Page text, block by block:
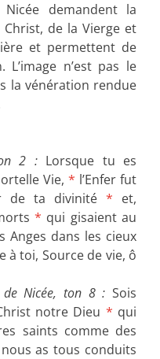
demandent la
de la Vierge et
et permettent de
n’est pas le
la vénération rendue
2 :Lorsque tu es
Vie, * l’Enfer fut
de ta divinité * et,
* qui gisaient au
Anges dans les cieux
à toi, Source de vie, ô
de Nicée, ton 8 : Sois
notre Dieu * qui
saints comme des
as tous conduits